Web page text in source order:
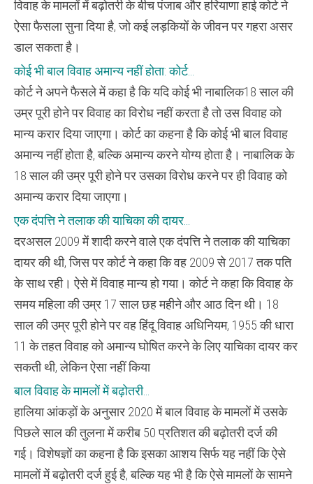
विवाह के मामलों में बढ़ोतरी के बीच पंजाब और हरियाणा हाई कोर्ट ने
ऐसा फैसला सुना दिया है, जो कई लड़कियों के जीवन पर गहरा असर
डाल सकता है।
कोई भी बाल विवाह अमान्य नहीं होता: कोर्ट…
कोर्ट ने अपने फैसले में कहा है कि यदि कोई भी नाबालिक18 साल की
उम्र पूरी होने पर विवाह का विरोध नहीं करता है तो उस विवाह को
मान्य करार दिया जाएगा। कोर्ट का कहना है कि कोई भी बाल विवाह
अमान्य नहीं होता है, बल्कि अमान्य करने योग्य होता है। नाबालिक के
18 साल की उम्र पूरी होने पर उसका विरोध करने पर ही विवाह को
अमान्य करार दिया जाएगा।
एक दंपत्ति ने तलाक की याचिका की दायर…
दरअसल 2009 में शादी करने वाले एक दंपत्ति ने तलाक की याचिका
दायर की थी, जिस पर कोर्ट ने कहा कि वह 2009 से 2017 तक पति
के साथ रही। ऐसे में विवाह मान्य हो गया। कोर्ट ने कहा कि विवाह के
समय महिला की उम्र 17 साल छह महीने और आठ दिन थी। 18
साल की उम्र पूरी होने पर वह हिंदू विवाह अधिनियम, 1955 की धारा
11 के तहत विवाह को अमान्य घोषित करने के लिए याचिका दायर कर
सकती थी, लेकिन ऐसा नहीं किया
बाल विवाह के मामलों में बढ़ोतरी…
हालिया आंकड़ों के अनुसार 2020 में बाल विवाह के मामलों में उसके
पिछले साल की तुलना में करीब 50 प्रतिशत की बढ़ोतरी दर्ज की
गई। विशेषज्ञों का कहना है कि इसका आशय सिर्फ यह नहीं कि ऐसे
मामलों में बढ़ोतरी दर्ज हुई है, बल्कि यह भी है कि ऐसे मामलों के सामने